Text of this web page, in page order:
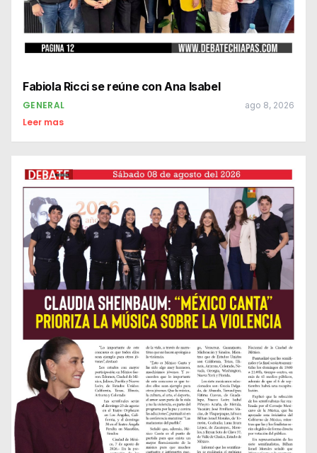
Fabiola Ricci se reúne con Ana Isabel
GENERAL ago 8, 2026
Leer mas